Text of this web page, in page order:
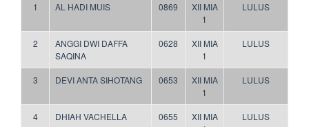
1 AL HADI MUIS 0869
XII MIA
1
LULUS
2
ANGGI DWI DAFFA
SAQINA
0628
XII MIA
1
LULUS
3 DEVI ANTA SIHOTANG 0653
XII MIA
1
LULUS
4 DHIAH VACHELLA 0655
XII MIA
LULUS